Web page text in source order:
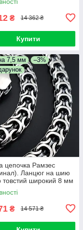
₴ 14 362 ₴
Купити
7,5 мм
–3%
цепочка Рамзес
Ланцюг на шию
товстий широкий 8 мм
₴ 14 571 ₴